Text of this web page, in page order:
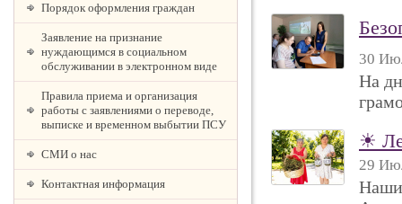
Порядок оформления граждан
Заявление на признание
нуждающимся в социальном
обслуживании в электронном виде
Правила приема и организация
работы с заявлениями о переводе,
выписке и временном выбытии ПСУ
СМИ о нас
Контактная информация
30
На
☀
29